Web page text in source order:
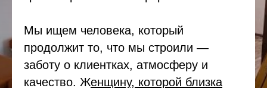
Мы ищем человека, который
продолжит то, что мы строили —
заботу о клиентках, атмосферу и
качество. Женщину, которой близка